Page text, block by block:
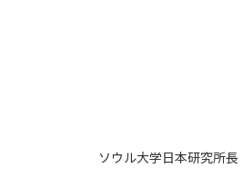
ソウル大学日本研究所長